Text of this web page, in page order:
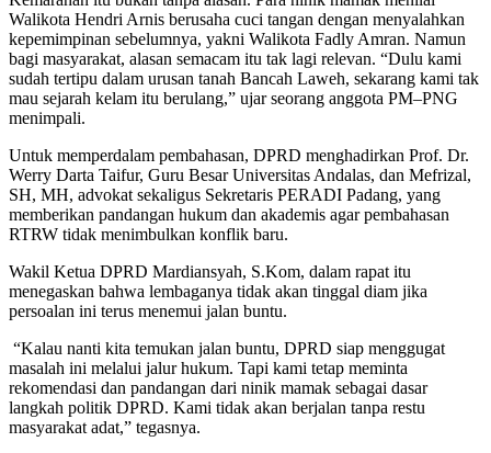
Walikota Hendri Arnis berusaha cuci tangan dengan menyalahkan
kepemimpinan sebelumnya, yakni Walikota Fadly Amran. Namun
bagi masyarakat, alasan semacam itu tak lagi relevan. “Dulu kami
sudah tertipu dalam urusan tanah Bancah Laweh, sekarang kami tak
mau sejarah kelam itu berulang,” ujar seorang anggota PM–PNG
menimpali.
Untuk memperdalam pembahasan, DPRD menghadirkan Prof. Dr.
Werry Darta Taifur, Guru Besar Universitas Andalas, dan Mefrizal,
SH, MH, advokat sekaligus Sekretaris PERADI Padang, yang
memberikan pandangan hukum dan akademis agar pembahasan
RTRW tidak menimbulkan konflik baru.
Wakil Ketua DPRD Mardiansyah, S.Kom, dalam rapat itu
menegaskan bahwa lembaganya tidak akan tinggal diam jika
persoalan ini terus menemui jalan buntu.
“Kalau nanti kita temukan jalan buntu, DPRD siap menggugat
masalah ini melalui jalur hukum. Tapi kami tetap meminta
rekomendasi dan pandangan dari ninik mamak sebagai dasar
langkah politik DPRD. Kami tidak akan berjalan tanpa restu
masyarakat adat,” tegasnya.